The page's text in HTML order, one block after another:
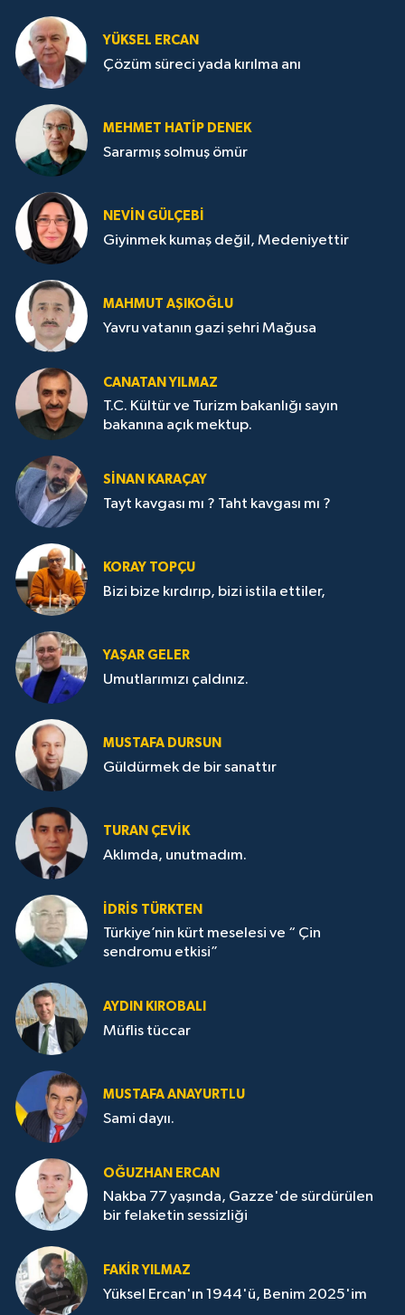
YÜKSEL ERCAN
Çözüm süreci yada kırılma anı
MEHMET HATİP DENEK
Sararmış solmuş ömür
NEVİN GÜLÇEBİ
Giyinmek kumaş değil, Medeniyettir
MAHMUT AŞIKOĞLU
Yavru vatanın gazi şehri Mağusa
CANATAN YILMAZ
T.C. Kültür ve Turizm bakanlığı sayın
bakanına açık mektup.
SİNAN KARAÇAY
Tayt kavgası mı ? Taht kavgası mı ?
KORAY TOPÇU
Bizi bize kırdırıp, bizi istila ettiler,
YAŞAR GELER
Umutlarımızı çaldınız.
MUSTAFA DURSUN
Güldürmek de bir sanattır
TURAN ÇEVİK
Aklımda, unutmadım.
İDRİS TÜRKTEN
Türkiye’nin kürt meselesi ve “ Çin
sendromu etkisi”
AYDIN KIROBALI
Müflis tüccar
MUSTAFA ANAYURTLU
Sami dayıı.
OĞUZHAN ERCAN
Nakba 77 yaşında, Gazze'de sürdürülen
bir felaketin sessizliği
FAKİR YILMAZ
Yüksel Ercan'ın 1944'ü, Benim 2025'im